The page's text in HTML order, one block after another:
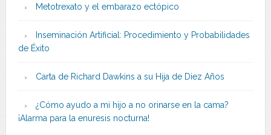
Metotrexato y el embarazo ectópico
Inseminación Artificial: Procedimiento y Probabilidades
de Éxito
Carta de Richard Dawkins a su Hija de Diez Años
¿Cómo ayudo a mi hijo a no orinarse en la cama?
¡Alarma para la enuresis nocturna!